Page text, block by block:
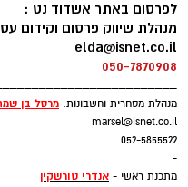
לפרסום באתר אשדוד נט :
מנהלת שיווק פרסום וקידום
elda@isnet.co.il
050-7870908
מנהלת מסחרית וחשבונות: מרסל בן
marsel@isnet.co.il
052-5855522
-
מתכנת ראשי - אנדרי טורשקין